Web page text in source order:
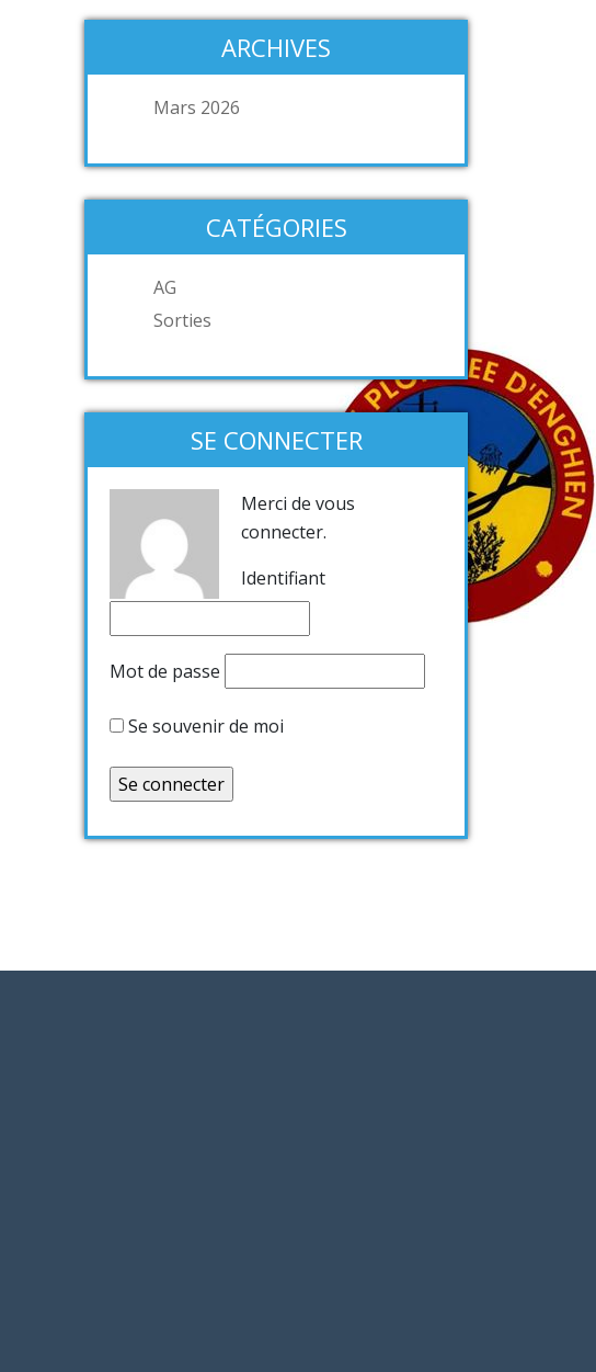
ARCHIVES
Mars 2026
CATÉGORIES
AG
Sorties
SE CONNECTER
Merci de vous
connecter.
Identifiant
Mot de passe
Se souvenir de moi